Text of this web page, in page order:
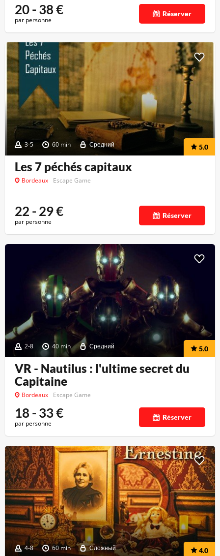
20 - 38€
par personne
Réserver
3-5 60 min Средний 5.0
Les 7 péchés capitaux
Bordeaux Escape Game
22 - 29€
par personne
Réserver
2-8 40 min Средний 5.0
VR - Nautilus : l'ultime secret du
Capitaine
Bordeaux Escape Game
18 - 33€
par personne
Réserver
4-8 60 min Сложный 4.0